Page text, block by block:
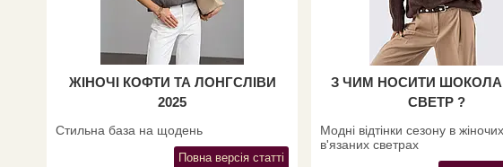
ЖІНОЧІ КОФТИ ТА ЛОНГСЛІВИ
2025
Стильна база на щодень
Повна версія статті
З ЧИМ НОСИТИ
СВЕТР ?
Модні відтінки сезону в жіночих
в'язаних светрах